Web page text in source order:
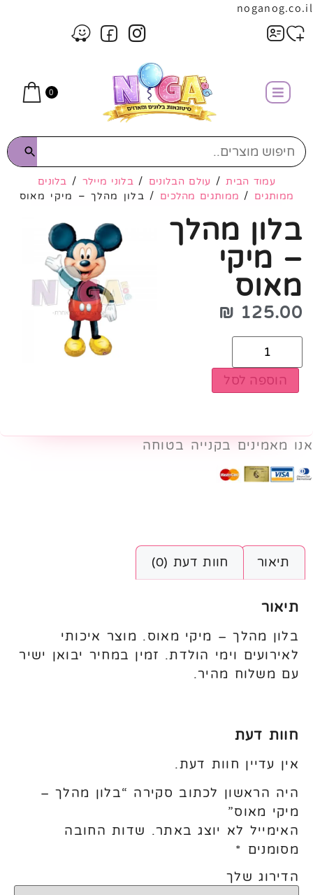
noganog.co.il
0
עמוד הבית/ עולם הבלונים /בלוני מיילר / בלונים
ממותגים / ממותגים מהלכים / בלון מהלך – מיקי מאוס
בלון מהלך
– מיקי
מאוס
125.00
₪
הוספה לסל
אנו מאמינים בקנייה בטוחה
תיאור חוות דעת (0)
תיאור
בלון מהלך – מיקי מאוס. מוצר איכותי
לאירועים וימי הולדת. זמין במחיר יבואן ישיר
עם משלוח מהיר.
חוות דעת
אין עדיין חוות דעת.
היה הראשון לכתוב סקירה “בלון מהלך –
מיקי מאוס”
האימייל לא יוצג באתר. שדות החובה
מסומנים *
הדירוג שלך